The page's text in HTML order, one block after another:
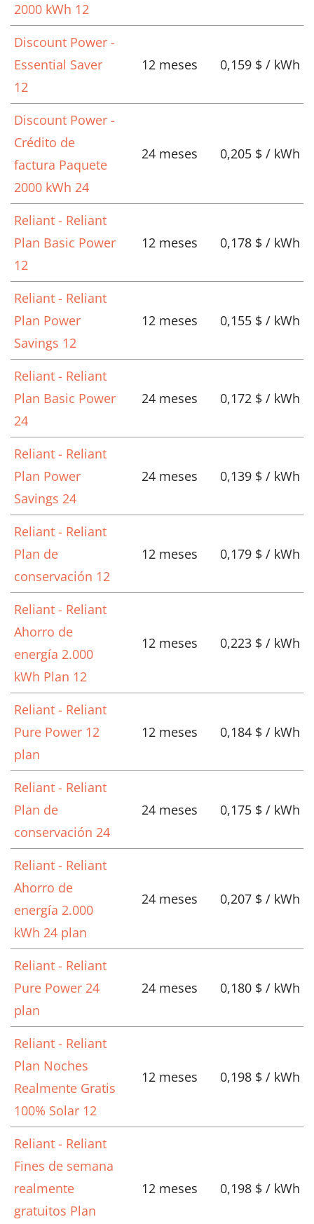
2000 kWh 12
Discount Power -
Essential Saver
12
12 meses 0,159 $ / kWh
Discount Power -
Crédito de
factura Paquete
2000 kWh 24
24 meses 0,205 $ / kWh
Reliant - Reliant
Plan Basic Power
12
12 meses 0,178 $ / kWh
Reliant - Reliant
Plan Power
Savings 12
12 meses 0,155 $ / kWh
Reliant - Reliant
Plan Basic Power
24
24 meses 0,172 $ / kWh
Reliant - Reliant
Plan Power
Savings 24
24 meses 0,139 $ / kWh
Reliant - Reliant
Plan de
conservación 12
12 meses 0,179 $ / kWh
Reliant - Reliant
Ahorro de
energía 2.000
kWh Plan 12
12 meses 0,223 $ / kWh
Reliant - Reliant
Pure Power 12
plan
12 meses 0,184 $ / kWh
Reliant - Reliant
Plan de
conservación 24
24 meses 0,175 $ / kWh
Reliant - Reliant
Ahorro de
energía 2.000
kWh 24 plan
24 meses 0,207 $ / kWh
Reliant - Reliant
Pure Power 24
plan
24 meses 0,180 $ / kWh
Reliant - Reliant
Plan Noches
Realmente Gratis
100% Solar 12
12 meses 0,198 $ / kWh
Reliant - Reliant
Fines de semana
realmente
gratuitos Plan
12 meses 0,198 $ / kWh